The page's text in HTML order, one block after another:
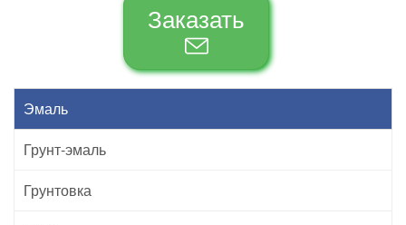
Заказать
Эмаль
Грунт-эмаль
Грунтовка